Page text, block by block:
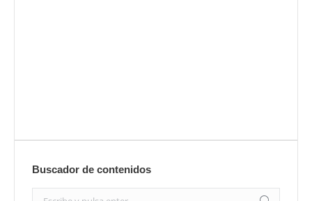
Buscador de contenidos